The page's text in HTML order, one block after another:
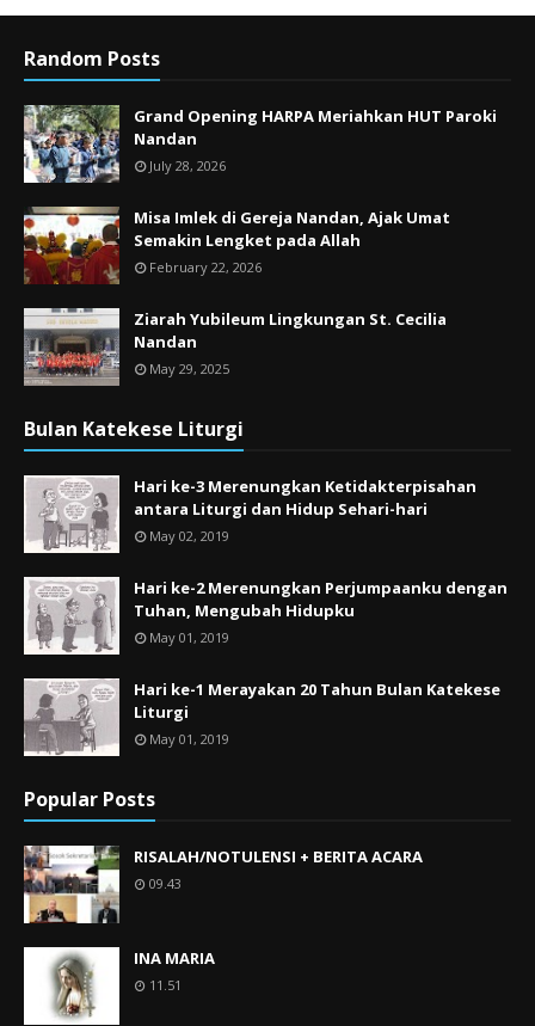
Random Posts
Grand Opening HARPA Meriahkan HUT Paroki
Nandan
July 28, 2026
Misa Imlek di Gereja Nandan, Ajak Umat
Semakin Lengket pada Allah
February 22, 2026
Ziarah Yubileum Lingkungan St. Cecilia
Nandan
May 29, 2025
Bulan Katekese Liturgi
Hari ke-3 Merenungkan Ketidakterpisahan
antara Liturgi dan Hidup Sehari-hari
May 02, 2019
Hari ke-2 Merenungkan Perjumpaanku dengan
Tuhan, Mengubah Hidupku
May 01, 2019
Hari ke-1 Merayakan 20 Tahun Bulan Katekese
Liturgi
May 01, 2019
Popular Posts
RISALAH/NOTULENSI + BERITA ACARA
09.43
INA MARIA
11.51